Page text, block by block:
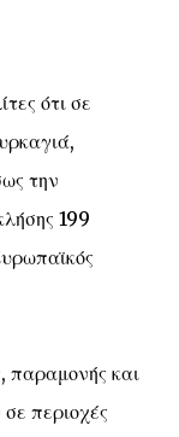
ότι σε
την
199
παραμονής και
περιοχές